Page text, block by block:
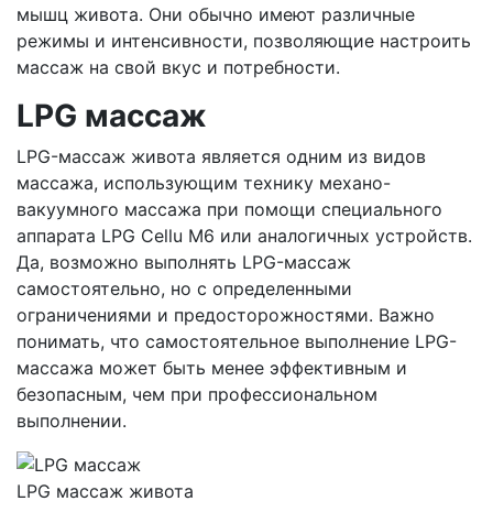
мышц живота. Они обычно имеют различные
режимы и интенсивности, позволяющие настроить
массаж на свой вкус и потребности.
LPG массаж
LPG-массаж живота является одним из видов
массажа, использующим технику механо-
вакуумного массажа при помощи специального
аппарата LPG Cellu M6 или аналогичных устройств.
Да, возможно выполнять LPG-массаж
самостоятельно, но с определенными
ограничениями и предосторожностями. Важно
понимать, что самостоятельное выполнение LPG-
массажа может быть менее эффективным и
безопасным, чем при профессиональном
выполнении.
LPG массаж живота